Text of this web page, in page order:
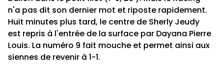
n'a pas dit son dernier mot et riposte rapidement.
Huit minutes plus tard, le centre de Sherly Jeudy
est repris à l'entrée de la surface par Dayana Pierre
Louis. La numéro 9 fait mouche et permet ainsi aux
siennes de revenir à 1-1.